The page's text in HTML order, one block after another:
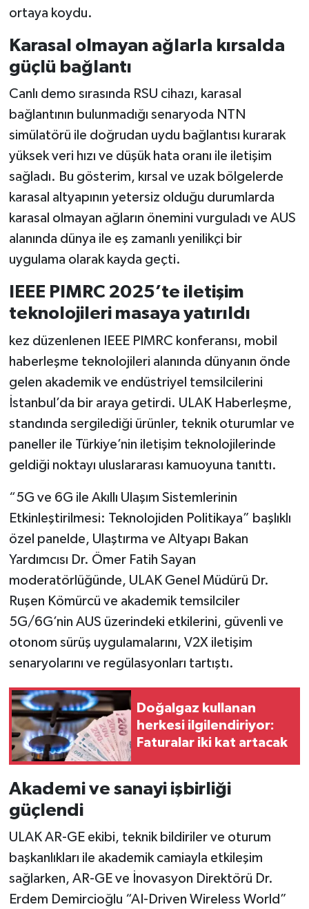
ortaya koydu.
Karasal olmayan ağlarla kırsalda
güçlü bağlantı
Canlı demo sırasında RSU cihazı, karasal
bağlantının bulunmadığı senaryoda NTN
simülatörü ile doğrudan uydu bağlantısı kurarak
yüksek veri hızı ve düşük hata oranı ile iletişim
sağladı. Bu gösterim, kırsal ve uzak bölgelerde
karasal altyapının yetersiz olduğu durumlarda
karasal olmayan ağların önemini vurguladı ve AUS
alanında dünya ile eş zamanlı yenilikçi bir
uygulama olarak kayda geçti.
IEEE PIMRC 2025’te iletişim
teknolojileri masaya yatırıldı
kez düzenlenen IEEE PIMRC konferansı, mobil
haberleşme teknolojileri alanında dünyanın önde
gelen akademik ve endüstriyel temsilcilerini
İstanbul’da bir araya getirdi. ULAK Haberleşme,
standında sergilediği ürünler, teknik oturumlar ve
paneller ile Türkiye’nin iletişim teknolojilerinde
geldiği noktayı uluslararası kamuoyuna tanıttı.
“5G ve 6G ile Akıllı Ulaşım Sistemlerinin
Etkinleştirilmesi: Teknolojiden Politikaya” başlıklı
özel panelde, Ulaştırma ve Altyapı Bakan
Yardımcısı Dr. Ömer Fatih Sayan
moderatörlüğünde, ULAK Genel Müdürü Dr.
Ruşen Kömürcü ve akademik temsilciler
5G/6G’nin AUS üzerindeki etkilerini, güvenli ve
otonom sürüş uygulamalarını, V2X iletişim
senaryolarını ve regülasyonları tartıştı.
Doğalgaz kullanan
herkesi ilgilendiriyor:
Faturalar iki kat artacak
Akademi ve sanayi işbirliği
güçlendi
ULAK AR-GE ekibi, teknik bildiriler ve oturum
başkanlıkları ile akademik camiayla etkileşim
sağlarken, AR-GE ve İnovasyon Direktörü Dr.
Erdem Demircioğlu “AI-Driven Wireless World”
Rüya Tabirleri
Şaphane
Siyaset
Spor
Tavşanlı
Teknoloji
Video Galeri
Yemek Tarifleri